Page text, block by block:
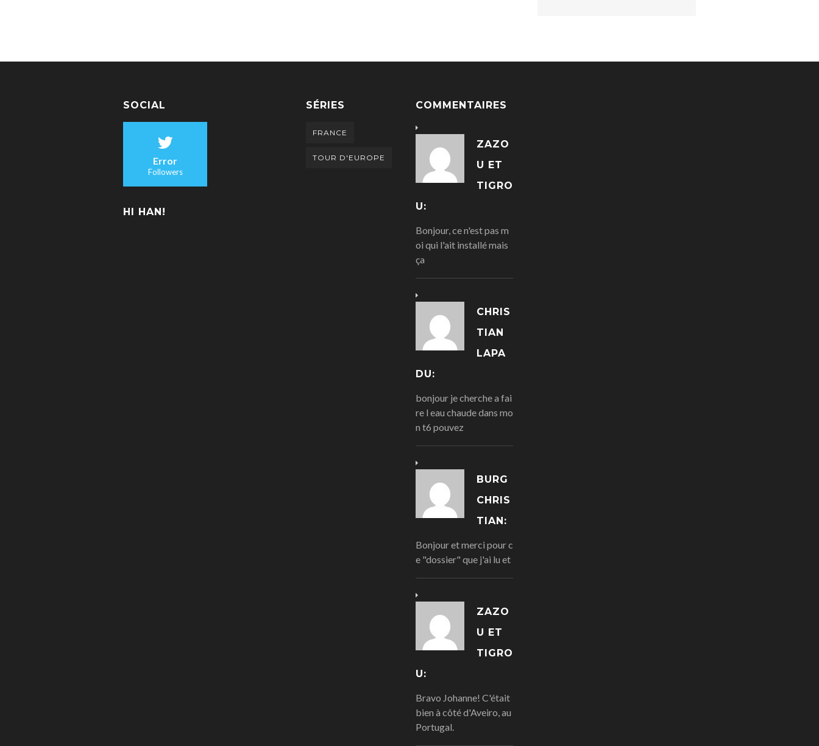
SOCIAL
Error
Followers
HI HAN!
SÉRIES
FRANCE
TOUR D'EUROPE
COMMENTAIRES
ZAZO
U ET
TIGRO
U:
Bonjour, ce n'est pas m
oi qui l'ait installé mais
ça
CHRIS
TIAN
LAPA
DU:
bonjour je cherche a fai
re l eau chaude dans mo
n t6 pouvez
BURG
CHRIS
TIAN:
Bonjour et merci pour c
e "dossier" que j'ai lu et
ZAZO
U ET
TIGRO
U:
Bravo Johanne! C'était
bien à côté d'Aveiro, au
Portugal.